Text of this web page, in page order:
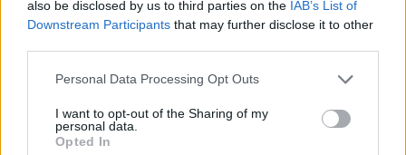
also be disclosed by us to third parties on the IAB’s List of
Downstream Participants that may further disclose it to other
Personal Data Processing Opt Outs
I want to opt-out of the Sharing of my
personal data.
Opted In